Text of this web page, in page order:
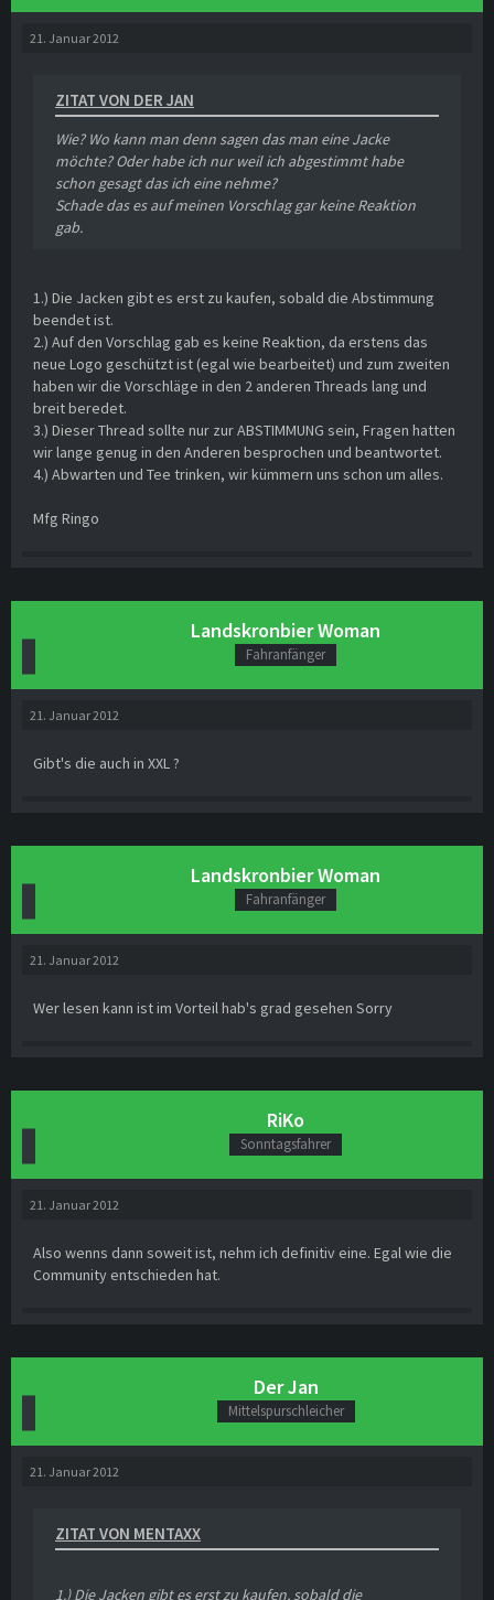
21. Januar 2012
ZITAT VON DER JAN
Wie? Wo kann man denn sagen das man eine Jacke
möchte? Oder habe ich nur weil ich abgestimmt habe
schon gesagt das ich eine nehme?
Schade das es auf meinen Vorschlag gar keine Reaktion
gab.
1.) Die Jacken gibt es erst zu kaufen, sobald die Abstimmung
beendet ist.
2.) Auf den Vorschlag gab es keine Reaktion, da erstens das
neue Logo geschützt ist (egal wie bearbeitet) und zum zweiten
haben wir die Vorschläge in den 2 anderen Threads lang und
breit beredet.
3.) Dieser Thread sollte nur zur ABSTIMMUNG sein, Fragen hatten
wir lange genug in den Anderen besprochen und beantwortet.
4.) Abwarten und Tee trinken, wir kümmern uns schon um alles.
Mfg Ringo
Landskronbier Woman
Fahranfänger
21. Januar 2012
Gibt's die auch in XXL ?
Landskronbier Woman
Fahranfänger
21. Januar 2012
Wer lesen kann ist im Vorteil hab's grad gesehen Sorry
RiKo
Sonntagsfahrer
21. Januar 2012
Also wenns dann soweit ist, nehm ich definitiv eine. Egal wie die
Community entschieden hat.
Der Jan
Mittelspurschleicher
21. Januar 2012
ZITAT VON MENTAXX
1.) Die Jacken gibt es erst zu kaufen, sobald die